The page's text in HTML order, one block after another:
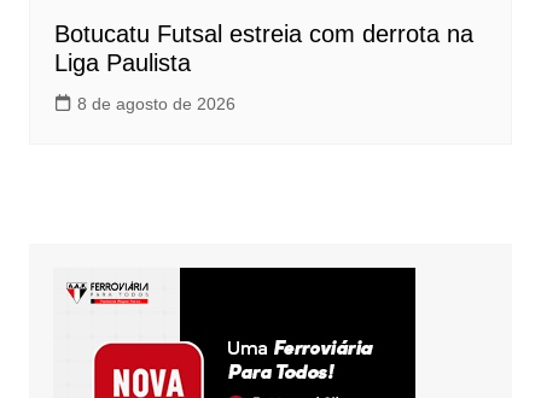
Botucatu Futsal estreia com derrota na
Liga Paulista
8 de agosto de 2026